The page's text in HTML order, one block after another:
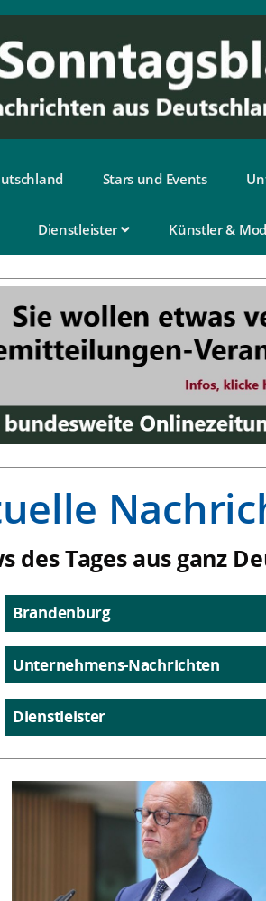
Stars und Events
Dienstleister Künstler &
des Tages aus ganz
Brandenburg
Unternehmens-Nachrichten
Dienstleister